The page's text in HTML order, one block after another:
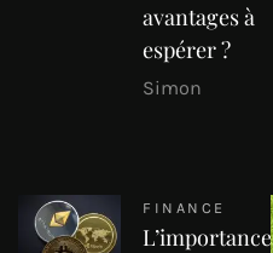
avantages à
espérer ?
Simon
FINANCE
L’importance